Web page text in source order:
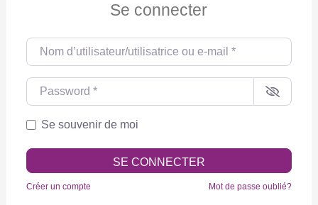
Se connecter
Nom d’utilisateur/utilisatrice ou e-mail
Password
Se souvenir de moi
SE CONNECTER
Créer un compte Mot de passe oublié?